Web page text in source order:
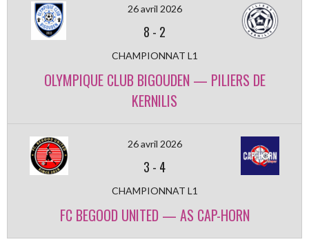
26 avril 2026
8 - 2
CHAMPIONNAT L1
OLYMPIQUE CLUB BIGOUDEN — PILIERS DE
KERNILIS
26 avril 2026
3 - 4
CHAMPIONNAT L1
FC BEGOOD UNITED — AS CAP-HORN